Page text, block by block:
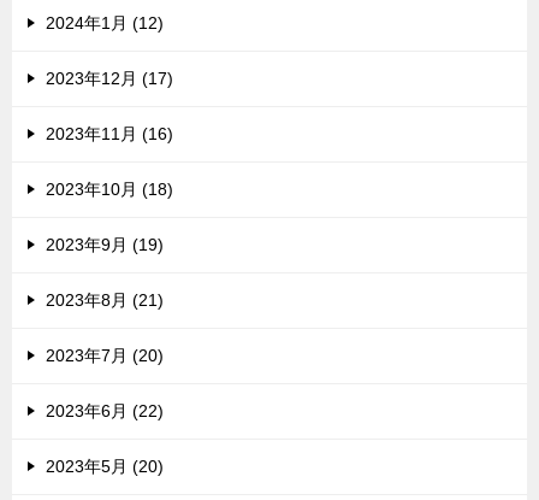
2024年1月 (12)
2023年12月 (17)
2023年11月 (16)
2023年10月 (18)
2023年9月 (19)
2023年8月 (21)
2023年7月 (20)
2023年6月 (22)
2023年5月 (20)